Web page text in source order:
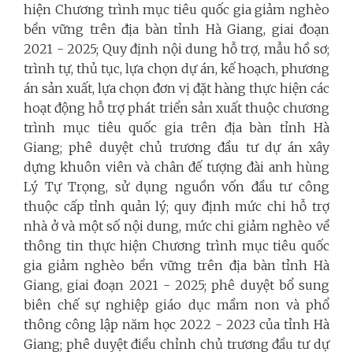
hiện Chương trình mục tiêu quốc gia giảm nghèo
bền vững trên địa bàn tỉnh Hà Giang, giai đoạn
2021 - 2025; Quy định nội dung hỗ trợ, mẫu hồ sơ;
trình tự, thủ tục, lựa chọn dự án, kế hoạch, phương
án sản xuất, lựa chọn đơn vị đặt hàng thực hiện các
hoạt động hỗ trợ phát triển sản xuất thuộc chương
trình mục tiêu quốc gia trên địa bàn tỉnh Hà
Giang; phê duyệt chủ trương đầu tư dự án xây
dựng khuôn viên và chân đế tượng đài anh hùng
Lý Tự Trọng, sử dụng nguồn vốn đầu tư công
thuộc cấp tỉnh quản lý; quy định mức chi hỗ trợ
nhà ở và một số nội dung, mức chi giảm nghèo về
thông tin thực hiện Chương trình mục tiêu quốc
gia giảm nghèo bền vững trên địa bàn tỉnh Hà
Giang, giai đoạn 2021 - 2025; phê duyệt bổ sung
biên chế sự nghiệp giáo dục mầm non và phổ
thông công lập năm học 2022 - 2023 của tỉnh Hà
Giang; phê duyệt điều chỉnh chủ trương đầu tư dự